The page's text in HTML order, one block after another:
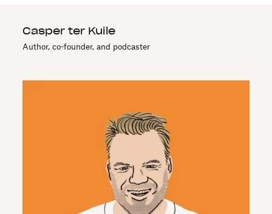
Casper ter Kuile
Author, co-founder, and podcaster